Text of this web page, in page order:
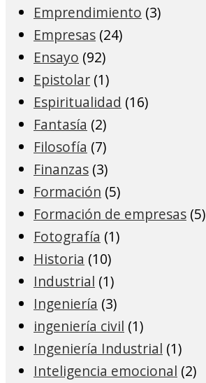
Emprendimiento (3)
Empresas (24)
Ensayo (92)
Epistolar (1)
Espiritualidad (16)
Fantasía (2)
Filosofía (7)
Finanzas (3)
Formación (5)
Formación de empresas (5)
Fotografía (1)
Historia (10)
Industrial (1)
Ingeniería (3)
ingeniería civil (1)
Ingeniería Industrial (1)
Inteligencia emocional (2)